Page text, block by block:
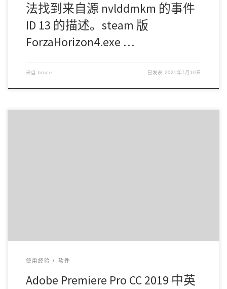
法找到来自源 nvlddmkm 的事件
ID 13 的描述。steam 版
ForzaHorizon4.exe …
来自 bruce 已发表 2021年7月10日
使用经验 软件
Adobe Premiere Pro CC 2019 中英